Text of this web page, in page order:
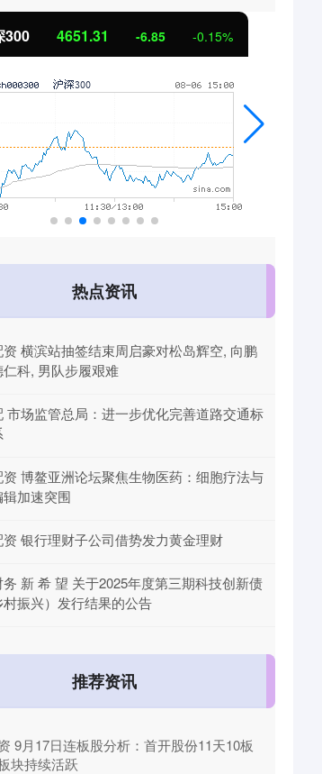
50 1122.88 3.42 0.30%
热点资讯
横滨站抽签结束周启豪对松岛辉空, 向鹏
仁科, 男队步履艰难
市场监管总局：进一步优化完善道路交通标
资 博鳌亚洲论坛聚焦生物医药：细胞疗法与
加速突围
资 银行理财子公司借势发力黄金理财
务 新 希 望 关于2025年度第三期科技创新债
村振兴）发行结果的公告
推荐资讯
9月17日连板股分析：首开股份11天10板
块持续活跃